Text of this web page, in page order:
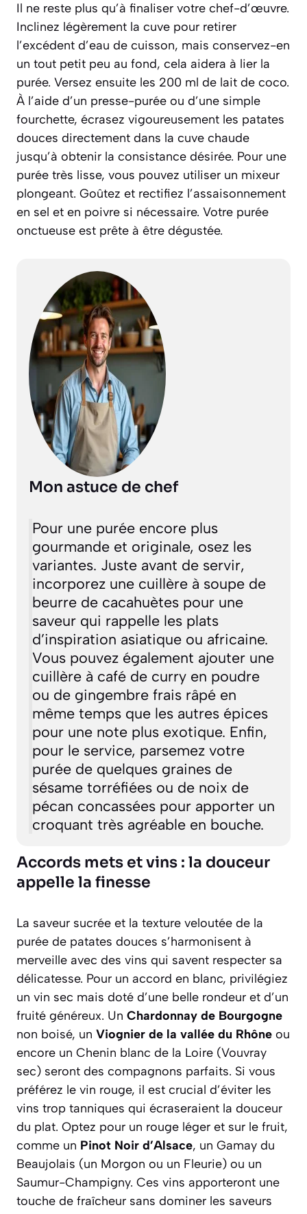
Il ne reste plus qu’à finaliser votre chef-d’œuvre.
Inclinez légèrement la cuve pour retirer
l’excédent d’eau de cuisson, mais conservez-en
un tout petit peu au fond, cela aidera à lier la
purée. Versez ensuite les 200 ml de lait de coco.
À l’aide d’un presse-purée ou d’une simple
fourchette, écrasez vigoureusement les patates
douces directement dans la cuve chaude
jusqu’à obtenir la consistance désirée. Pour une
purée très lisse, vous pouvez utiliser un mixeur
plongeant. Goûtez et rectifiez l’assaisonnement
en sel et en poivre si nécessaire. Votre purée
onctueuse est prête à être dégustée.
Mon astuce de chef
Pour une purée encore plus
gourmande et originale, osez les
variantes. Juste avant de servir,
incorporez une cuillère à soupe de
beurre de cacahuètes pour une
saveur qui rappelle les plats
d’inspiration asiatique ou africaine.
Vous pouvez également ajouter une
cuillère à café de curry en poudre
ou de gingembre frais râpé en
même temps que les autres épices
pour une note plus exotique. Enfin,
pour le service, parsemez votre
purée de quelques graines de
sésame torréfiées ou de noix de
pécan concassées pour apporter un
croquant très agréable en bouche.
Accords mets et vins : la douceur
appelle la finesse
La saveur sucrée et la texture veloutée de la
purée de patates douces s’harmonisent à
merveille avec des vins qui savent respecter sa
délicatesse. Pour un accord en blanc, privilégiez
un vin sec mais doté d’une belle rondeur et d’un
fruité généreux. Un Chardonnay de Bourgogne
non boisé, un Viognier de la vallée du Rhône ou
encore un Chenin blanc de la Loire (Vouvray
sec) seront des compagnons parfaits. Si vous
préférez le vin rouge, il est crucial d’éviter les
vins trop tanniques qui écraseraient la douceur
du plat. Optez pour un rouge léger et sur le fruit,
comme un Pinot Noir d’Alsace, un Gamay du
Beaujolais (un Morgon ou un Fleurie) ou un
Saumur-Champigny. Ces vins apporteront une
touche de fraîcheur sans dominer les saveurs